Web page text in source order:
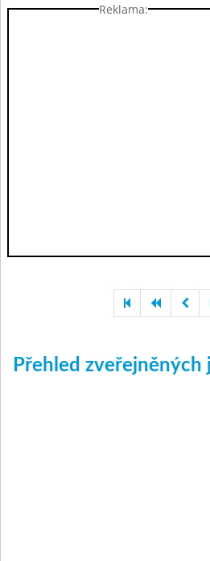
Reklama:
Přehled zveřejněných